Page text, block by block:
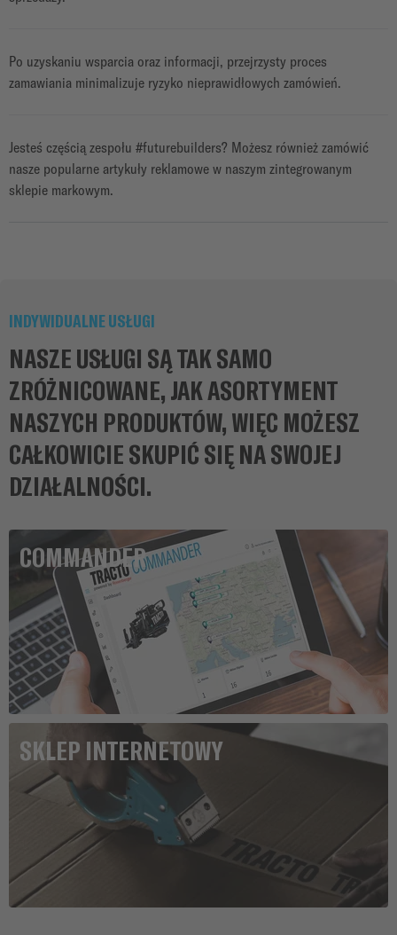
Po uzyskaniu wsparcia oraz informacji, przejrzysty proces
zamawiania minimalizuje ryzyko nieprawidłowych zamówień.
Jesteś częścią zespołu #futurebuilders? Możesz również zamówić
nasze popularne artykuły reklamowe w naszym zintegrowanym
sklepie markowym.
INDYWIDUALNE USŁUGI
NASZE USŁUGI SĄ TAK SAMO
ZRÓŻNICOWANE, JAK ASORTYMENT
NASZYCH PRODUKTÓW, WIĘC MOŻESZ
CAŁKOWICIE SKUPIĆ SIĘ NA SWOJEJ
DZIAŁALNOŚCI.
COMMANDER
SKLEP INTERNETOWY